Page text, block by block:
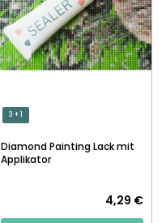
3 + 1
Diamond Painting Lack mit
Applikator
4,29 €